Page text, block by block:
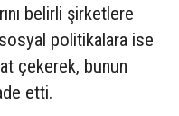
belirli şirketlere
sosyal politikalara ise
çekerek, bunun
etti.